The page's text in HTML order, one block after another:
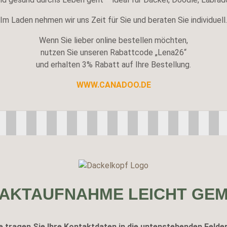
Im Laden nehmen wir uns Zeit für Sie und beraten Sie individuell.
Wenn Sie lieber online bestellen möchten,
nutzen Sie unseren Rabattcode „Lena26“
und erhalten 3% Rabatt auf Ihre Bestellung.
WWW.CANADOO.DE
LEICHT